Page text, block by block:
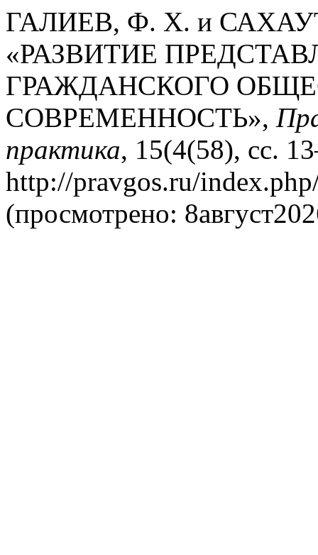
ГАЛИЕВ, Ф. Х. и
«РАЗВИТИЕ
ГРАЖДАНСКОГО
СОВРЕМЕННОСТЬ»,
практика, 15(4(58), сс.
http://pravgos.ru/
(просмотрено: